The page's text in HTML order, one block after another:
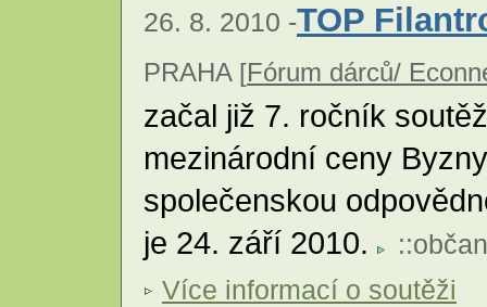
26. 8. 2010 -TOP
PRAHA [Fórum dárců/
začal již 7. ročník
mezinárodní ceny
společenskou
je 24. září 2010.
::
Více informací o soutěži